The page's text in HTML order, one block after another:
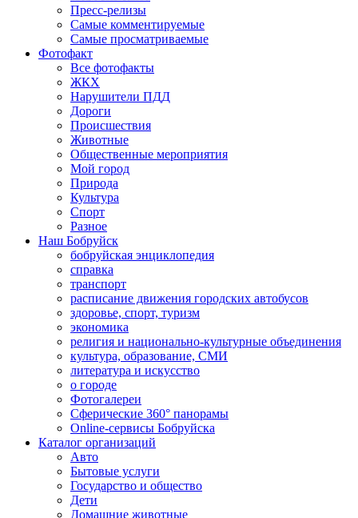
Пресс-релизы
Самые комментируемые
Самые просматриваемые
Фотофакт
Все фотофакты
ЖКХ
Нарушители ПДД
Дороги
Происшествия
Животные
Общественные мероприятия
Мой город
Природа
Культура
Спорт
Разное
Наш Бобруйск
бобруйская энциклопедия
справка
транспорт
расписание движения городских автобусов
здоровье, спорт, туризм
экономика
религия и национально-культурные объединения
культура, образование, СМИ
литература и искусство
о городе
Фотогалереи
Сферические 360° панорамы
Online-сервисы Бобруйска
Каталог организаций
Авто
Бытовые услуги
Государство и общество
Дети
Домашние животные